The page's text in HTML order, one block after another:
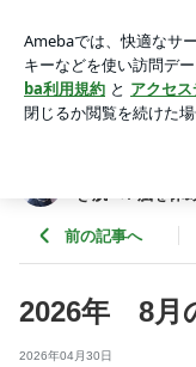
み・ゆらぎ肌へ / 脳
樹an
アプリをダウンロー
ょう。
ぎ肌へ / 脳を休
前の記事へ
2026年 8月
2026年04月30日